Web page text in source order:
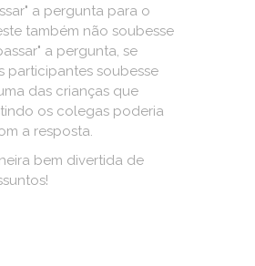
a pergunta para o
também não soubesse
a pergunta, se
participantes soubesse
das crianças que
os colegas poderia
a resposta.
bem divertida de